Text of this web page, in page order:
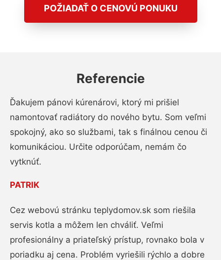
POŽIADAŤ O CENOVÚ PONUKU
Referencie
Ďakujem pánovi kúrenárovi, ktorý mi prišiel
namontovať radiátory do nového bytu. Som veľmi
spokojný, ako so službami, tak s finálnou cenou či
komunikáciou. Určite odporúčam, nemám čo
vytknúť.
PATRIK
Cez webovú stránku teplydomov.sk som riešila
servis kotla a môžem len chváliť. Veľmi
profesionálny a priateľský prístup, rovnako bola v
poriadku aj cena. Problém vyriešili rýchlo a dobre